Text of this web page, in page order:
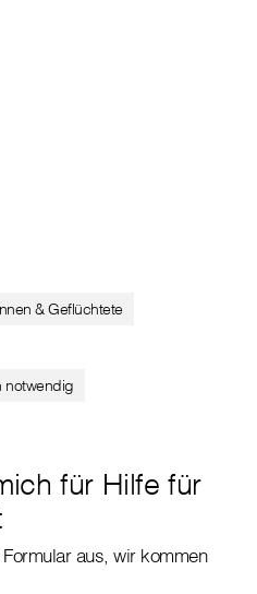
& Geflüchtete
notwendig
für Hilfe für
aus, wir kommen